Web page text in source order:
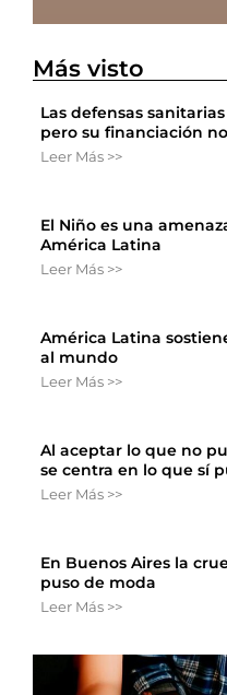
Más visto
Las defensas
pero su financiación no
Leer Más >>
El Niño es una
América Latina
Leer Más >>
América Latina
al mundo
Leer Más >>
Al aceptar lo que no
se centra en lo que sí
Leer Más >>
En Buenos Aires la
puso de moda
Leer Más >>